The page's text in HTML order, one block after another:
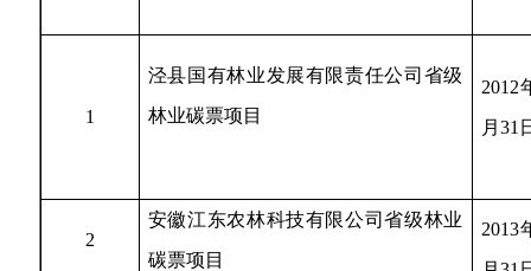
1
泾县国有林业发展有限责任公司省级
林业碳票项目
2012
月 31
2
安徽江东农林科技有限公司省级林业
碳票项目
2013